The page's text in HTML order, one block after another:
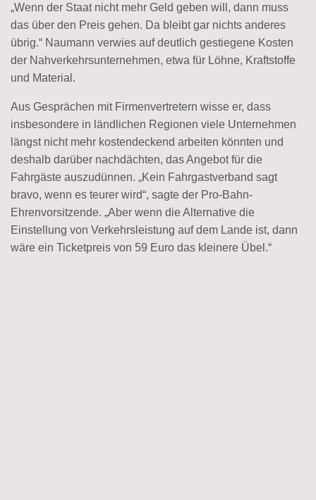
„Wenn der Staat nicht mehr Geld geben will, dann muss
das über den Preis gehen. Da bleibt gar nichts anderes
übrig.“ Naumann verwies auf deutlich gestiegene Kosten
der Nahverkehrsunternehmen, etwa für Löhne, Kraftstoffe
und Material.
Aus Gesprächen mit Firmenvertretern wisse er, dass
insbesondere in ländlichen Regionen viele Unternehmen
längst nicht mehr kostendeckend arbeiten könnten und
deshalb darüber nachdächten, das Angebot für die
Fahrgäste auszudünnen. „Kein Fahrgastverband sagt
bravo, wenn es teurer wird“, sagte der Pro-Bahn-
Ehrenvorsitzende. „Aber wenn die Alternative die
Einstellung von Verkehrsleistung auf dem Lande ist, dann
wäre ein Ticketpreis von 59 Euro das kleinere Übel.“